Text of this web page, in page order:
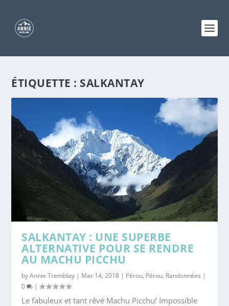
ÉTIQUETTE : SALKANTAY
SALKANTAY : UNE SUPERBE
ALTERNATIVE POUR SE RENDRE
AU MACHU PICCHU
byAnnie Tremblay | Mar 14, 2018 | Pérou, Pérou, Randonnées |
0
|
Le fabuleux et tant rêvé Machu Picchu! Impossible